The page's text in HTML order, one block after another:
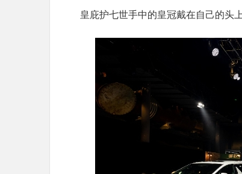
皇庇护七世手中的皇冠戴在自己的头